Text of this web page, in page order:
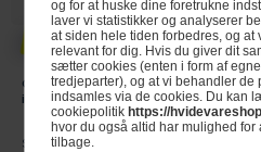
og for at huske dine foretrukne
laver vi statistikker og analyserer
at siden hele tiden forbedres, og at
relevant for dig. Hvis du giver dit
sætter cookies (enten i form af
tredjeparter), og at vi behandler de
indsamles via de cookies. Du kan
cookiepolitikhttps://
hvor du også altid har mulighed for
tilbage.
4.757,-
Gram Opvaskemaskine
integrerbar OMI60-38 T/1
Se produktdatablad